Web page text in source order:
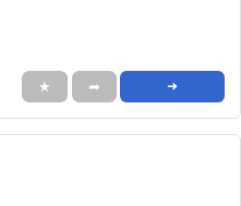
★ ➦ ➜